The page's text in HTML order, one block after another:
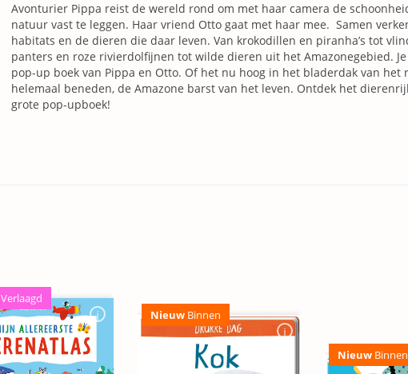
Avonturier Pippa reist de wereld rond om met haar camera de
natuur vast te leggen. Haar vriend Otto gaat met haar mee. Samen
habitats en de dieren die daar leven. Van krokodillen en piranha’s tot
panters en roze rivierdolfijnen tot wilde dieren uit het Amazonegebied.
pop-up boek van Pippa en Otto. Of het nu hoog in het bladerdak van het
helemaal beneden, de Amazone barst van het leven. Ontdek het
grote pop-upboek!
Verlaagd
Nieuw Binnen
Nieuw Binnen